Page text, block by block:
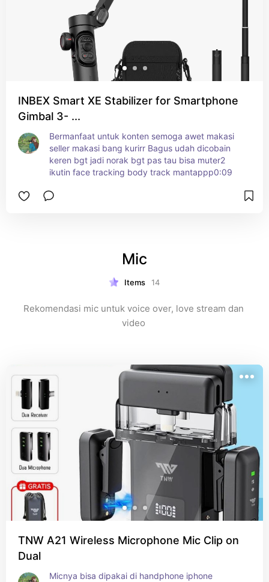
INBEX Smart XE Stabilizer for Smartphone
Gimbal 3- ...
Bermanfaat untuk konten semoga awet makasi
seller makasi bang kurirr Bagus udah dicobain
keren bgt jadi norak bgt pas tau bisa muter2
ikutin face tracking body track mantappp0:09
Mic
Items 14
Rekomendasi mic untuk voice over, love stream dan
video
TNW A21 Wireless Microphone Mic Clip on
Dual
Micnya bisa dipakai di handphone iphone